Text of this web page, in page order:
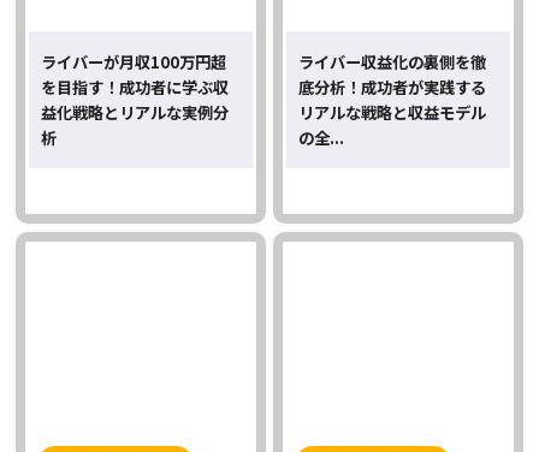
ライバーが月収100万円超
を目指す！成功者に学ぶ収
益化戦略とリアルな実例分
析
ライバー収益化の裏側を徹
底分析！成功者が実践する
リアルな戦略と収益モデル
の全...